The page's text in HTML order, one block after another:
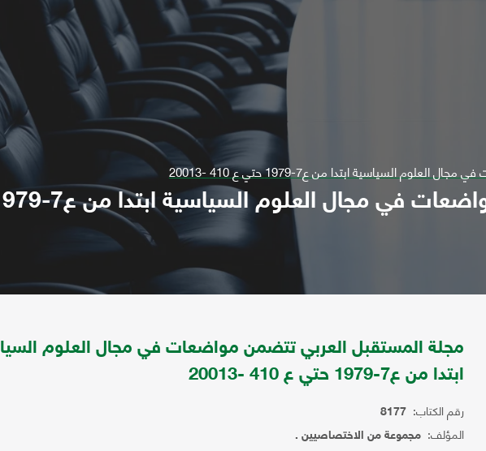
السياسية ابتدا من ع7-1979 حتي ع 410 -20013
مجلة المستقبل العربي تتضمن مواضعات في مجال العلوم
ابتدا من ع7-1979 حتي ع 410 -20013
رقم الكتاب: 8177
المؤلف: مجموعة من الاختصاصيين .